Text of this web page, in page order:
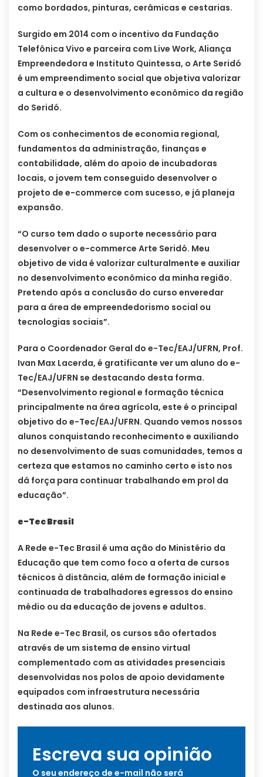
como bordados, pinturas, cerâmicas e cestarias.
Surgido em 2014 com o incentivo da Fundação
Telefônica Vivo e parceira com Live Work, Aliança
Empreendedora e Instituto Quintessa, o Arte Seridó
é um empreendimento social que objetiva valorizar
a cultura e o desenvolvimento econômico da região
do Seridó.
Com os conhecimentos de economia regional,
fundamentos da administração, finanças e
contabilidade, além do apoio de incubadoras
locais, o jovem tem conseguido desenvolver o
projeto de e-commerce com sucesso, e já planeja
expansão.
“O curso tem dado o suporte necessário para
desenvolver o e-commerce Arte Seridó. Meu
objetivo de vida é valorizar culturalmente e auxiliar
no desenvolvimento econômico da minha região.
Pretendo após a conclusão do curso enveredar
para a área de empreendedorismo social ou
tecnologias sociais”.
Para o Coordenador Geral do e-Tec/EAJ/UFRN, Prof.
Ivan Max Lacerda, é gratificante ver um aluno do e-
Tec/EAJ/UFRN se destacando desta forma.
“Desenvolvimento regional e formação técnica
principalmente na área agrícola, este é o principal
objetivo do e-Tec/EAJ/UFRN. Quando vemos nossos
alunos conquistando reconhecimento e auxiliando
no desenvolvimento de suas comunidades, temos a
certeza que estamos no caminho certo e isto nos
dá força para continuar trabalhando em prol da
educação”.
e-Tec Brasil
A Rede e-Tec Brasil é uma ação do Ministério da
Educação que tem como foco a oferta de cursos
técnicos à distância, além de formação inicial e
continuada de trabalhadores egressos do ensino
médio ou da educação de jovens e adultos.
Na Rede e-Tec Brasil, os cursos são ofertados
através de um sistema de ensino virtual
complementado com as atividades presenciais
desenvolvidas nos polos de apoio devidamente
equipados com infraestrutura necessária
destinada aos alunos.
Escreva sua opinião
O seu endereço de e-mail não será